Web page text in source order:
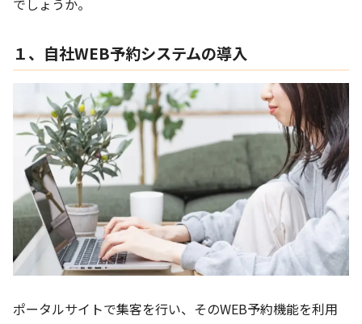
１、自社WEB予約システムの導入
ポータルサイトで集客を行い、そのWEB予約機能を利用